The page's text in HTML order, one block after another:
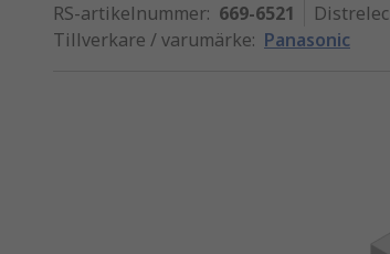
RS-artikelnummer: 669-6521
Tillverkare / varumärke: Panasonic